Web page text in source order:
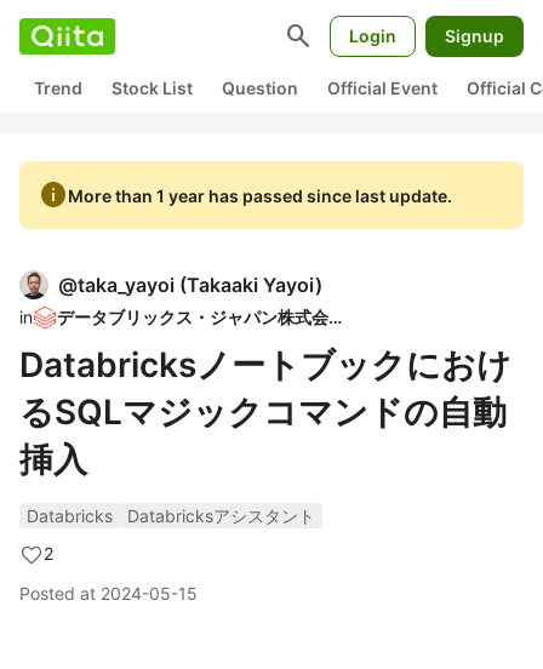
search Login Signup
Trend Stock List Question Official Event Official
infoMore than 1 year has passed since last update.
@taka_yayoi (Takaaki Yayoi)
in データブリックス・ジャパン株式会社
Databricksノートブックにおけ
るSQLマジックコマンドの自動
挿入
Databricks
Databricksアシスタント
2
Posted at 2024-05-15